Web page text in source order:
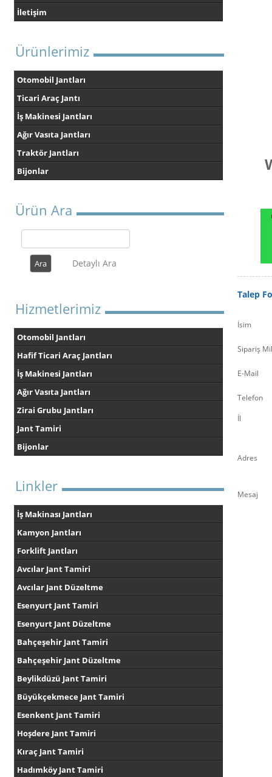
İletişim
Ürünlerimiz
Otomobil Jantları
Ticari Araç Jantı
İş Makinesi Jantları
Ağır Vasıta Jantları
Traktör Jantları
Bijonlar
Ürün Ara
Detaylı Ara
Hizmetlerimiz
Otomobil Jantları
Hafif Ticari Araç Jantları
İş Makinesi Jantları
Ağır Vasıta Jantları
Zirai Grubu Jantları
Jant Tamiri
Bijonlar
Linkler
İş Makinası Jantları
Kamyon Jantları
Forklift Jantları
Avcılar Jant Tamiri
Avcılar Jant Düzeltme
Esenyurt Jant Tamiri
Esenyurt Jant Düzeltme
Bahçeşehir Jant Tamiri
Bahçeşehir Jant Düzeltme
Beylikdüzü Jant Tamiri
Büyükçekmece Jant Tamiri
Esenkent Jant Tamiri
Hoşdere Jant Tamiri
Kıraç Jant Tamiri
Hadımköy Jant Tamiri
Talep
İsim
Sipariş
E-Mail
Telefon
İl
Adres
Mesaj